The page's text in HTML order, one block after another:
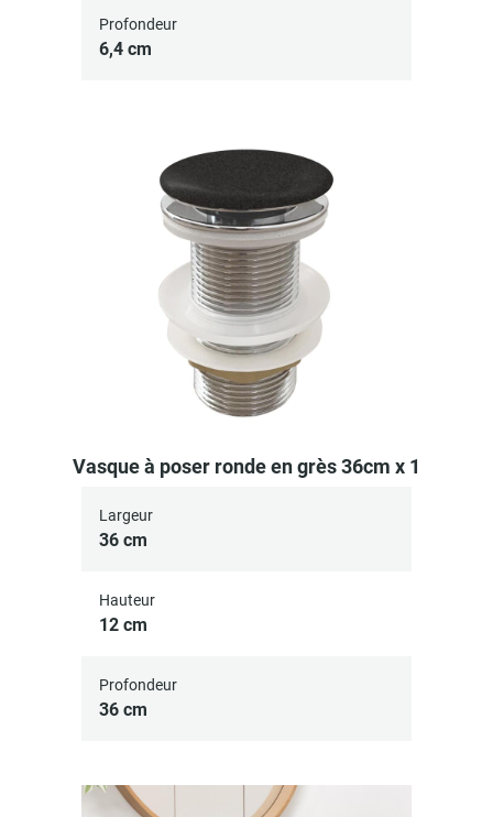
Profondeur
6,4 cm
Vasque à poser ronde en grès 36cm x 1
Largeur
36 cm
Hauteur
12 cm
Profondeur
36 cm